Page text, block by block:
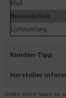
Maß
Besonderheit
Lieferumfang
Kunden-Tipp
Hersteller
Diesen Artikel haben wir